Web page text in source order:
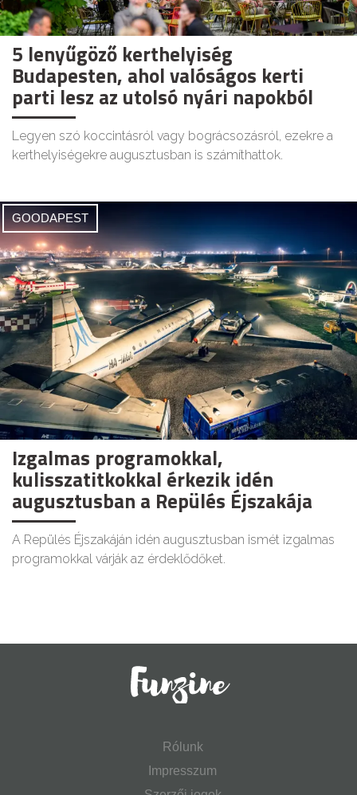
5 lenyűgöző kerthelyiség
Budapesten, ahol valóságos kerti
parti lesz az utolsó nyári napokból
Legyen szó koccintásról vagy bográcsozásról, ezekre a
kerthelyiségekre augusztusban is számíthattok.
GOODAPEST
Izgalmas programokkal,
kulisszatitkokkal érkezik idén
augusztusban a Repülés Éjszakája
A Repülés Éjszakáján idén augusztusban ismét izgalmas
programokkal várják az érdeklődőket.
Rólunk
Impresszum